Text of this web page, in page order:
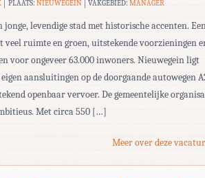
PLAATS: NIEUWEGEIN VAKGEBIED:MANAGER
jonge, levendige stad met historische accenten.
veel ruimte en groen, uitstekende voorzieningen
voor ongeveer 63.000 inwoners. Nieuwegein ligt
aansluitingen op de doorgaande autowegen
openbaar vervoer. De gemeentelijke
Met circa 550 […]
Meer over deze